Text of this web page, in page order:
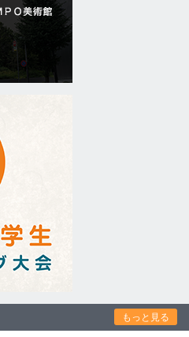
もっと見る